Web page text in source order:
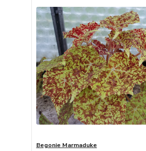
Begonie Marmaduke